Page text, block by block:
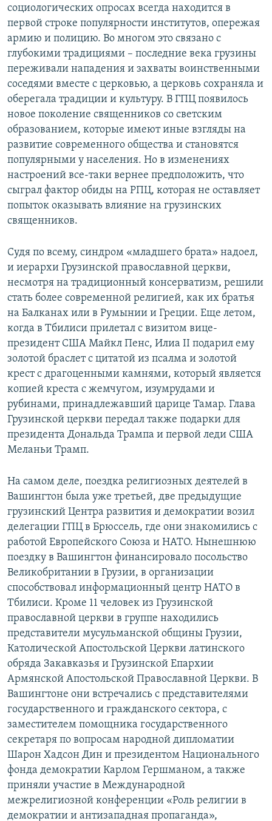
социологических опросах всегда находится в
первой строке популярности институтов, опережая
армию и полицию. Во многом это связано с
глубокими традициями – последние века грузины
переживали нападения и захваты воинственными
соседями вместе с церковью, а церковь сохраняла и
оберегала традиции и культуру. В ГПЦ появилось
новое поколение священников со светским
образованием, которые имеют иные взгляды на
развитие современного общества и становятся
популярными у населения. Но в изменениях
настроений все-таки вернее предположить, что
сыграл фактор обиды на РПЦ, которая не оставляет
попыток оказывать влияние на грузинских
священников.
Судя по всему, синдром «младшего брата» надоел,
и иерархи Грузинской православной церкви,
несмотря на традиционный консерватизм, решили
стать более современной религией, как их братья
на Балканах или в Румынии и Греции. Еще летом,
когда в Тбилиси прилетал с визитом вице-
президент США Майкл Пенс, Илиа II подарил ему
золотой браслет с цитатой из псалма и золотой
крест с драгоценными камнями, который является
копией креста с жемчугом, изумрудами и
рубинами, принадлежавший царице Тамар. Глава
Грузинской церкви передал также подарки для
президента Дональда Трампа и первой леди США
Меланьи Трамп.
На самом деле, поездка религиозных деятелей в
Вашингтон была уже третьей, две предыдущие
грузинский Центра развития и демократии возил
делегации ГПЦ в Брюссель, где они знакомились с
работой Европейского Союза и НАТО. Нынешнюю
поездку в Вашингтон финансировало посольство
Великобритании в Грузии, в организации
способствовал информационный центр НАТО в
Тбилиси. Кроме 11 человек из Грузинской
православной церкви в группе находились
представители мусульманской общины Грузии,
Католической Апостольской Церкви латинского
обряда Закавказья и Грузинской Епархии
Армянской Апостольской Православной Церкви. В
Вашингтоне они встречались с представителями
государственного и гражданского сектора, с
заместителем помощника государственного
секретаря по вопросам народной дипломатии
Шарон Хадсон Дин и президентом Национального
фонда демократии Карлом Гершманом, а также
приняли участие в Международной
межрелигиозной конференции «Роль религии в
демократии и антизападная пропаганда»,